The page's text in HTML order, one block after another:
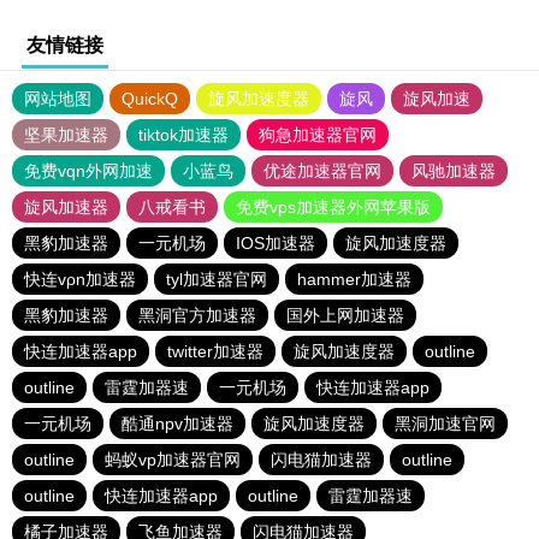
友情链接
网站地图 QuickQ 旋风加速度器 旋风
旋风加速
坚果加速器
tiktok加速器
狗急加速器官网
免费vqn外网加速
小蓝鸟 优途加速器官网
风驰加速器
旋风加速器
八戒看书
免费vps加速器外网苹果版
黑豹加速器
一元机场 IOS加速器
旋风加速度器
快连vρn加速器
tyl加速器官网
hammer加速器
黑豹加速器
黑洞官方加速器
国外上网加速器
快连加速器app
twitter加速器 旋风加速度器
outline
outline
雷霆加器速 一元机场
快连加速器app
一元机场
酷通npv加速器 旋风加速度器
黑洞加速官网
outline
蚂蚁vp加速器官网 闪电猫加速器
outline
outline
快连加速器app outline
雷霆加器速
橘子加速器
飞鱼加速器 闪电猫加速器